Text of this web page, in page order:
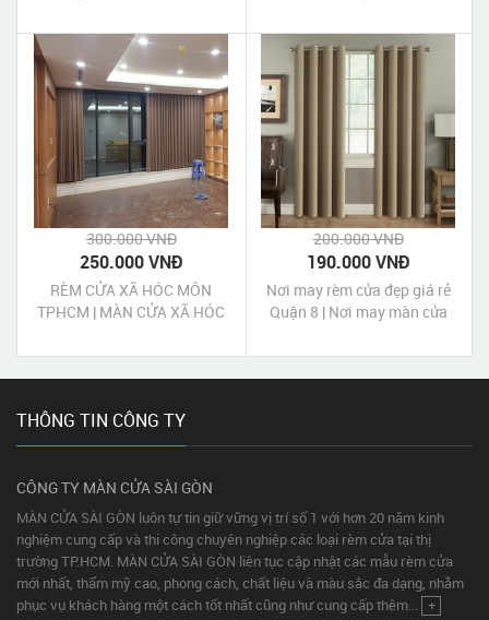
nắng Quận Phú Nhuận
300.000 VNĐ
250.000 VNĐ
RÈM CỬA XÃ HÓC MÔN
TPHCM | MÀN CỬA XÃ HÓC
200.000 VNĐ
190.000 VNĐ
Nơi may rèm cửa đẹp giá rẻ
Quận 8 | Nơi may màn cửa
THÔNG TIN CÔNG TY
CÔNG TY MÀN CỬA SÀI GÒN
MÀN CỬA SÀI GÒN luôn tự tin giữ vững vị trí số 1 với hơn 20 năm kinh
nghiệm cung cấp và thi công chuyên nghiệp các loại rèm cửa tại thị
trường TP.HCM. MÀN CỬA SÀI GÒN liên tục cập nhật các mẫu rèm cửa
mới nhất, thẩm mỹ cao, phong cách, chất liệu và màu sắc đa dạng, nhằm
phục vụ khách hàng một cách tốt nhất cũng như cung cấp thêm... +